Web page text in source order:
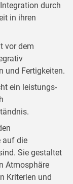
durch
in ihren
vor dem
und Fertigkeiten.
ein leistungs-
auf die
Sie gestaltet
Atmosphäre
Kriterien und